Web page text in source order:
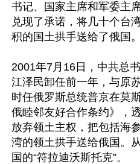
书记、国家主席和军委主
兑现了承诺，将几十个台
积的国土拱手送给了俄国。
2001年7月16日，中共总
江泽民卸任前一年，与原
时任俄罗斯总统普京在莫
俄睦邻友好合作条约》，
放弃领土主权，把包括海
湾的领土拱手送给俄国。
国的“符拉迪沃斯托克”。